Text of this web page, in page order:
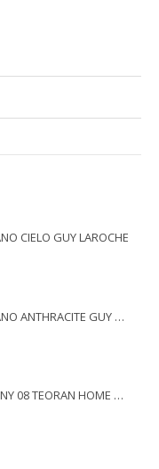
CIELO GUY LAROCHE
ΣΕΤ ΠΕΤΣΕΤΕΣ 3ΤΜΧ SOFRANO ANTHRACITE GUY LAROCHE
ΣΕΤ ΚΑΡΕ & ΤΡΑΒΕΡΣΑ PEONY 08 TEORAN HOME & MORE